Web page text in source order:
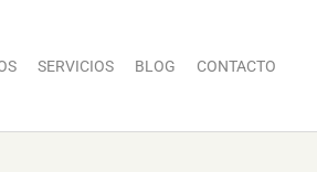
SERVICIOS BLOG CONTACTO